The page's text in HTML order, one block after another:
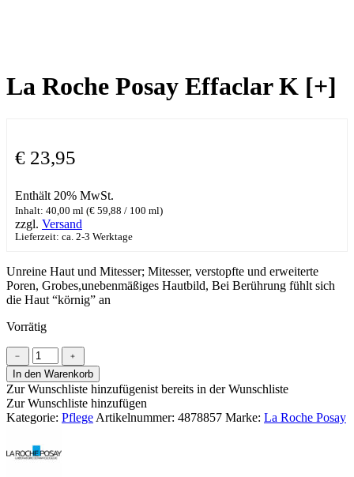
La Roche Posay Effaclar K [+]
€ 23,95
Enthält 20% MwSt.
Inhalt: 40,00 ml (€ 59,88 / 100 ml)
zzgl. Versand
Lieferzeit: ca. 2-3 Werktage
Unreine Haut und Mitesser; Mitesser, verstopfte und erweiterte
Poren, Grobes,unebenmäßiges Hautbild, Bei Berührung fühlt sich
die Haut “körnig” an
Vorrätig
La
Roche
Posay
Effaclar
K
[+]
﹣
﹢
In den Warenkorb
Zur Wunschliste hinzufügenist bereits in der Wunschliste
Zur Wunschliste hinzufügen
Kategorie: Pflege Artikelnummer: 4878857 Marke: La Roche Posay